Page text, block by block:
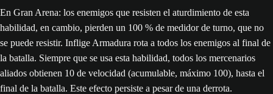
En Gran Arena: los enemigos que resisten el aturdimiento de esta
habilidad, en cambio, pierden un 100 % de medidor de turno, que no
se puede resistir. Inflige Armadura rota a todos los enemigos al final de
la batalla. Siempre que se usa esta habilidad, todos los mercenarios
aliados obtienen 10 de velocidad (acumulable, máximo 100), hasta el
final de la batalla. Este efecto persiste a pesar de una derrota.